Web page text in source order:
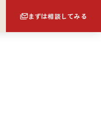
まずは相談してみる